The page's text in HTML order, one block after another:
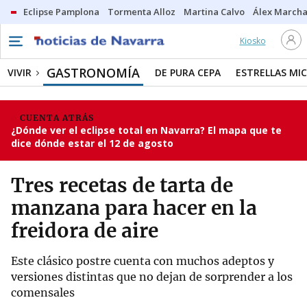
Eclipse Pamplona Tormenta Alloz Martina Calvo Álex
Kiosko
VIVIR GASTRONOMÍA DE PURA CEPA ESTRELLAS
CUENTA ATRÁS
¿Dónde ver el eclipse total en Navarra? El mapa que te
dice dónde estar el 12 de agosto
Tres recetas de tarta de
manzana para hacer en la
freidora de aire
Este clásico postre cuenta con muchos adeptos y
versiones distintas que no dejan de sorprender a los
comensales